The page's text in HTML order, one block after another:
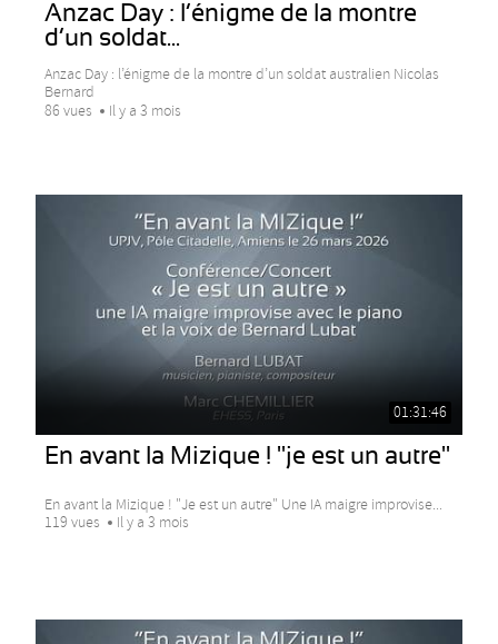
Anzac Day : l’énigme de la montre
d’un soldat...
Anzac Day : l’énigme de la montre d’un soldat australien Nicolas
Bernard
86 vues
Il y a 3 mois
01:31:46
En avant la Mizique ! "je est un autre"
En avant la Mizique ! "Je est un autre" Une IA maigre improvise...
119 vues
Il y a 3 mois